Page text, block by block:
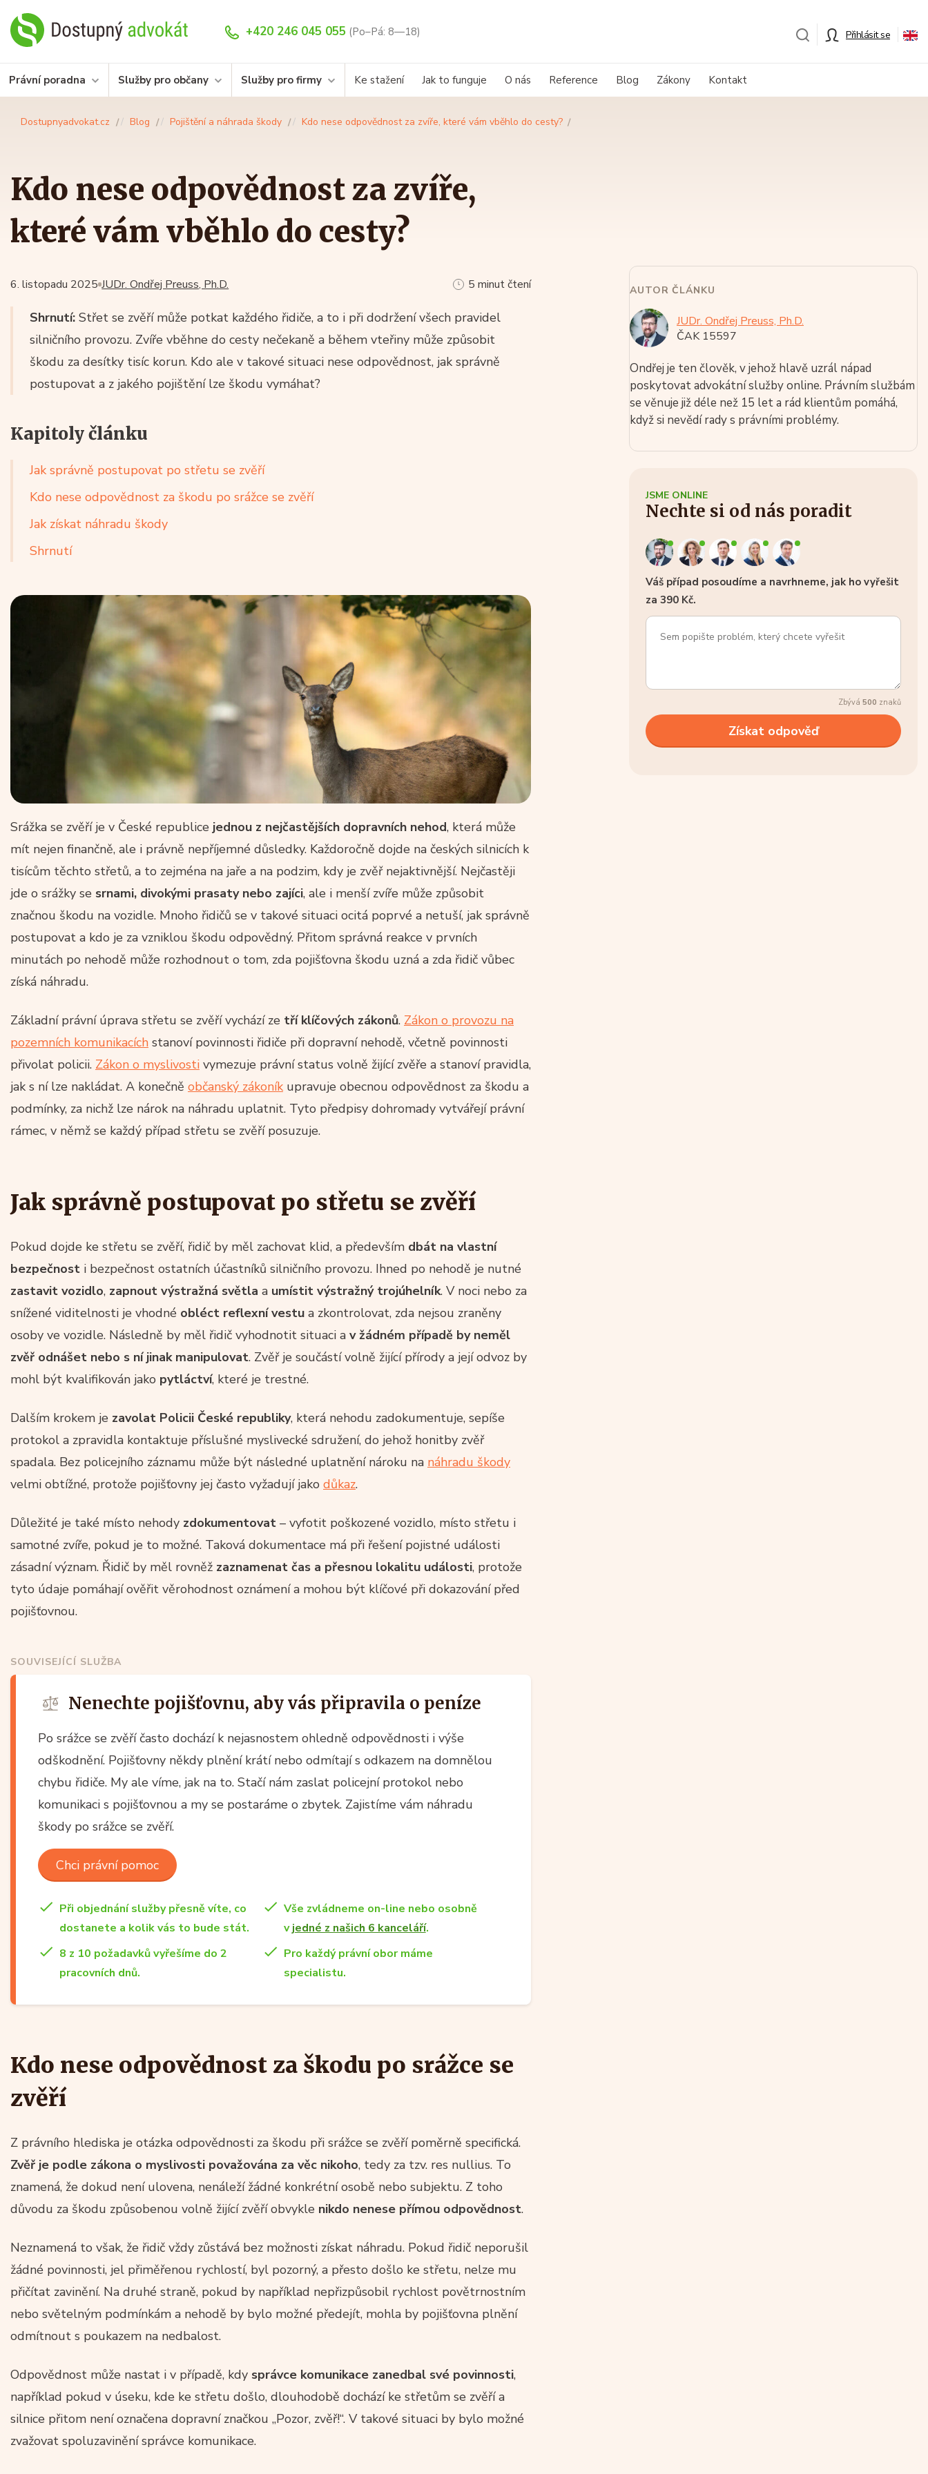
+420 246 045 055 (Po–Pá: 8—18) Přihlásit se
Právní poradna Služby pro občany Služby pro firmy Ke stažení Jak to funguje O nás Reference Blog Zákony Kontakt
Dostupnyadvokat.cz Blog Pojištění a náhrada škody Kdo nese odpovědnost za zvíře, které vám vběhlo do cesty?
Kdo nese odpovědnost za zvíře,
které vám vběhlo do cesty?
JUDr. Ondřej Preuss, Ph.D.
6. listopadu 2025 5 minut čtení
Shrnutí: Střet se zvěří může potkat každého řidiče, a to i při dodržení všech pravidel
silničního provozu. Zvíře vběhne do cesty nečekaně a během vteřiny může způsobit
škodu za desítky tisíc korun. Kdo ale v takové situaci nese odpovědnost, jak správně
postupovat a z jakého pojištění lze škodu vymáhat?
Kapitoly článku
Jak správně postupovat po střetu se zvěří
Kdo nese odpovědnost za škodu po srážce se zvěří
Jak získat náhradu škody
Shrnutí
Srážka se zvěří je v České republice jednou z nejčastějších dopravních nehod, která může
mít nejen finančně, ale i právně nepříjemné důsledky. Každoročně dojde na českých silnicích k
tisícům těchto střetů, a to zejména na jaře a na podzim, kdy je zvěř nejaktivnější. Nejčastěji
jde o srážky se srnami, divokými prasaty nebo zajíci, ale i menší zvíře může způsobit
značnou škodu na vozidle. Mnoho řidičů se v takové situaci ocitá poprvé a netuší, jak správně
postupovat a kdo je za vzniklou škodu odpovědný. Přitom správná reakce v prvních
minutách po nehodě může rozhodnout o tom, zda pojišťovna škodu uzná a zda řidič vůbec
získá náhradu.
Základní právní úprava střetu se zvěří vychází ze tří klíčových zákonů. Zákon o provozu na
pozemních komunikacích stanoví povinnosti řidiče při dopravní nehodě, včetně povinnosti
přivolat policii. Zákon o myslivosti vymezuje právní status volně žijící zvěře a stanoví pravidla,
jak s ní lze nakládat. A konečně občanský zákoník upravuje obecnou odpovědnost za škodu a
podmínky, za nichž lze nárok na náhradu uplatnit. Tyto předpisy dohromady vytvářejí právní
rámec, v němž se každý případ střetu se zvěří posuzuje.
Jak správně postupovat po střetu se zvěří
Pokud dojde ke střetu se zvěří, řidič by měl zachovat klid, a především dbát na vlastní
bezpečnost i bezpečnost ostatních účastníků silničního provozu. Ihned po nehodě je nutné
zastavit vozidlo, zapnout výstražná světla a umístit výstražný trojúhelník. V noci nebo za
snížené viditelnosti je vhodné obléct reflexní vestu a zkontrolovat, zda nejsou zraněny
osoby ve vozidle. Následně by měl řidič vyhodnotit situaci a v žádném případě by neměl
zvěř odnášet nebo s ní jinak manipulovat. Zvěř je součástí volně žijící přírody a její odvoz by
mohl být kvalifikován jako pytláctví, které je trestné.
Dalším krokem je zavolat Policii České republiky, která nehodu zadokumentuje, sepíše
protokol a zpravidla kontaktuje příslušné myslivecké sdružení, do jehož honitby zvěř
spadala. Bez policejního záznamu může být následné uplatnění nároku na náhradu škody
velmi obtížné, protože pojišťovny jej často vyžadují jako důkaz.
Důležité je také místo nehody zdokumentovat – vyfotit poškozené vozidlo, místo střetu i
samotné zvíře, pokud je to možné. Taková dokumentace má při řešení pojistné události
zásadní význam. Řidič by měl rovněž zaznamenat čas a přesnou lokalitu události, protože
tyto údaje pomáhají ověřit věrohodnost oznámení a mohou být klíčové při dokazování před
pojišťovnou.
SOUVISEJÍCÍ SLUŽBA
Nenechte pojišťovnu, aby vás připravila o peníze
Po srážce se zvěří často dochází k nejasnostem ohledně odpovědnosti i výše
odškodnění. Pojišťovny někdy plnění krátí nebo odmítají s odkazem na domnělou
chybu řidiče. My ale víme, jak na to. Stačí nám zaslat policejní protokol nebo
komunikaci s pojišťovnou a my se postaráme o zbytek. Zajistíme vám náhradu
škody po srážce se zvěří.
Chci právní pomoc
Při objednání služby přesně víte, co
dostanete a kolik vás to bude stát.
Vše zvládneme on-line nebo osobně
vjedné z našich 6 kanceláří.
8 z 10 požadavků vyřešíme do 2
pracovních dnů.
Pro každý právní obor máme
specialistu.
Kdo nese odpovědnost za škodu po srážce se
zvěří
Z právního hlediska je otázka odpovědnosti za škodu při srážce se zvěří poměrně specifická.
Zvěř je podle zákona o myslivosti považována za věc nikoho, tedy za tzv. res nullius. To
znamená, že dokud není ulovena, nenáleží žádné konkrétní osobě nebo subjektu. Z toho
důvodu za škodu způsobenou volně žijící zvěří obvykle nikdo nenese přímou odpovědnost.
Neznamená to však, že řidič vždy zůstává bez možnosti získat náhradu. Pokud řidič neporušil
žádné povinnosti, jel přiměřenou rychlostí, byl pozorný, a přesto došlo ke střetu, nelze mu
přičítat zavinění. Na druhé straně, pokud by například nepřizpůsobil rychlost povětrnostním
nebo světelným podmínkám a nehodě by bylo možné předejít, mohla by pojišťovna plnění
odmítnout s poukazem na nedbalost.
Odpovědnost může nastat i v případě, kdy správce komunikace zanedbal své povinnosti,
například pokud v úseku, kde ke střetu došlo, dlouhodobě dochází ke střetům se zvěří a
silnice přitom není označena dopravní značkou „Pozor, zvěř!“. V takové situaci by bylo možné
zvažovat spoluzavinění správce komunikace.
AUTOR ČLÁNKU
JUDr. Ondřej Preuss, Ph.D.
ČAK 15597
Ondřej je ten člověk, v jehož hlavě uzrál nápad
poskytovat advokátní služby online. Právním službám
se věnuje již déle než 15 let a rád klientům pomáhá,
když si nevědí rady s právními problémy.
JSME ONLINE
Nechte si od nás poradit
Váš případ posoudíme a navrhneme, jak ho vyřešit
za 390 Kč.
Zbývá 500 znaků